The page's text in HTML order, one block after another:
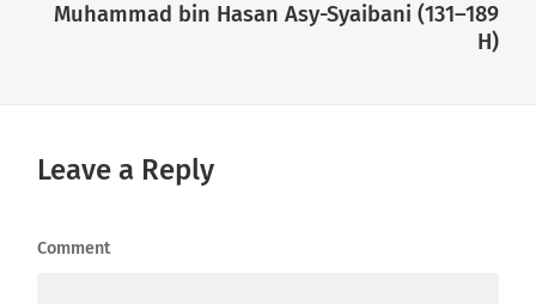
Muhammad bin Hasan Asy-Syaibani (131–189
H)
Leave a Reply
Comment